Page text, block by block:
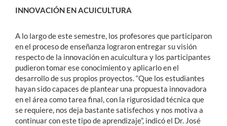
INNOVACIÓN EN ACUICULTURA
A lo largo de este semestre, los profesores que participaron
en el proceso de enseñanza lograron entregar su visión
respecto de la innovación en acuicultura y los participantes
pudieron tomar ese conocimiento y aplicarlo en el
desarrollo de sus propios proyectos. “Que los estudiantes
hayan sido capaces de plantear una propuesta innovadora
en el área como tarea final, con la rigurosidad técnica que
se requiere, nos deja bastante satisfechos y nos motiva a
continuar con este tipo de aprendizaje”, indicó el Dr. José